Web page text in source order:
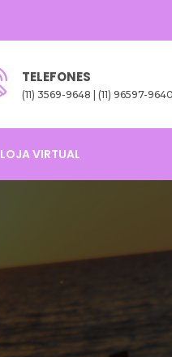
TELEFONES
(11) 3569-9648 | (11) 96597-9640
LOJA VIRTUAL